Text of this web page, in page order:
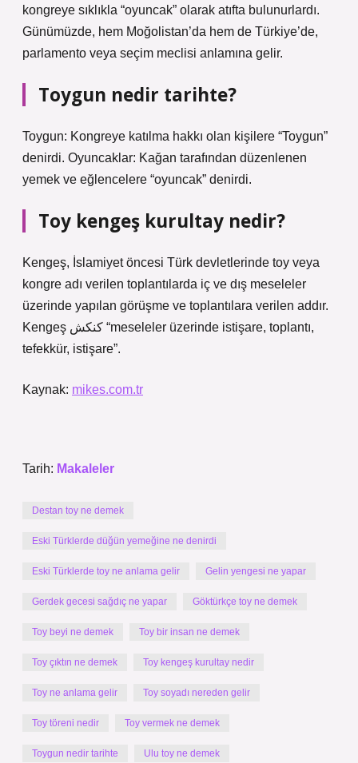
kongreye sıklıkla “oyuncak” olarak atıfta bulunurlardı.
Günümüzde, hem Moğolistan’da hem de Türkiye’de,
parlamento veya seçim meclisi anlamına gelir.
Toygun nedir tarihte?
Toygun: Kongreye katılma hakkı olan kişilere “Toygun”
denirdi. Oyuncaklar: Kağan tarafından düzenlenen
yemek ve eğlencelere “oyuncak” denirdi.
Toy kengeş kurultay nedir?
Kengeş, İslamiyet öncesi Türk devletlerinde toy veya
kongre adı verilen toplantılarda iç ve dış meseleler
üzerinde yapılan görüşme ve toplantılara verilen addır.
Kengeş كنكش “meseleler üzerinde istişare, toplantı,
tefekkür, istişare”.
Kaynak: mikes.com.tr
Tarih: Makaleler
Destan toy ne demek
Eski Türklerde düğün yemeğine ne denirdi
Eski Türklerde toy ne anlama gelir Gelin yengesi ne yapar
Gerdek gecesi sağdıç ne yapar Göktürkçe toy ne demek
Toy beyi ne demek Toy bir insan ne demek
Toy çıktın ne demek Toy kengeş kurultay nedir
Toy ne anlama gelir Toy soyadı nereden gelir
Toy töreni nedir Toy vermek ne demek
Toygun nedir tarihte Ulu toy ne demek